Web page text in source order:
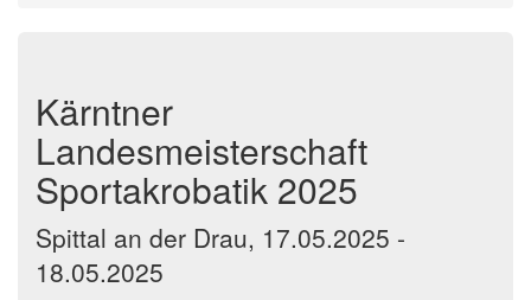
Kärntner
Landesmeisterschaft
Sportakrobatik 2025
Spittal an der Drau, 17.05.2025 -
18.05.2025